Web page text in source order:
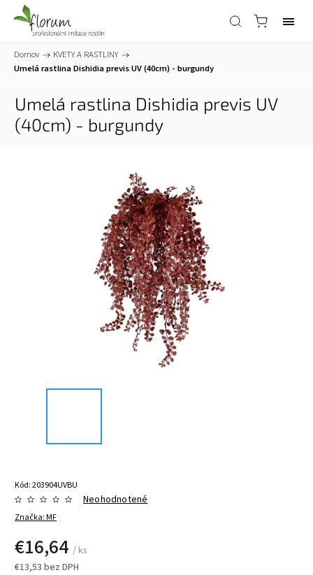
Domov / KVETY A RASTLINY /
Umelá rastlina Dishidia previs UV (40cm) - burgundy
Umelá rastlina Dishidia previs UV
(40cm) - burgundy
Kód:203904UVBU
Značka:MF
Neohodnotené
€16,64 / ks
€13,53 bez DPH